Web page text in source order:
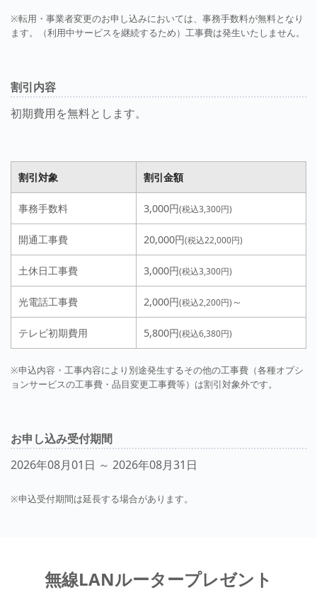
※転用・事業者変更のお申し込みにおいては、事務手数料が無料となり
ます。（利用中サービスを継続するため）工事費は発生いたしません。
割引内容
初期費用を無料とします。
割引対象 割引金額
事務手数料 3,000円(税込3,300円)
開通工事費 20,000円(税込22,000円)
土休日工事費 3,000円(税込3,300円)
光電話工事費 2,000円(税込2,200円) ～
テレビ初期費用 5,800円(税込6,380円)
※申込内容・工事内容により別途発生するその他の工事費（各種オプシ
ョンサービスの工事費・品目変更工事費等）は割引対象外です。
お申し込み受付期間
2026年08月01日 ～ 2026年08月31日
※申込受付期間は延長する場合があります。
無線LANルータープレゼント